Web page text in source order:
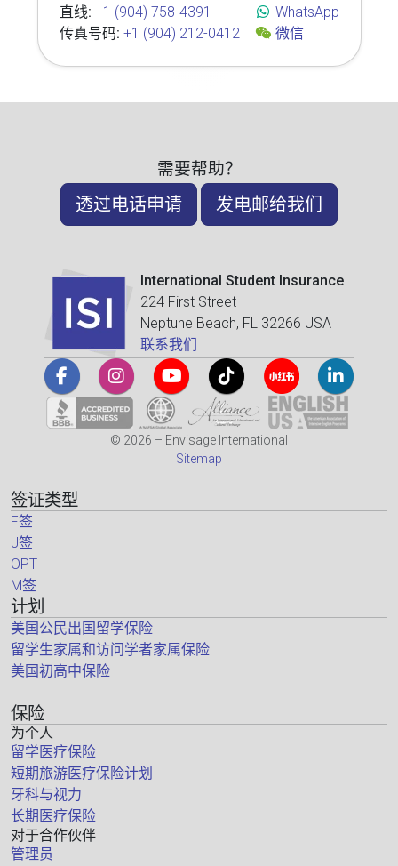
直线: +1 (904) 758-4391
传真号码: +1 (904) 212-0412
WhatsApp
微信
需要帮助？
透过电话申请 发电邮给我们
International Student Insurance
224 First Street
Neptune Beach, FL 32266 USA
联系我们
© 2026 – Envisage International
Sitemap
签证类型
F签
J签
OPT
M签
计划
美国公民出国留学保险
留学生家属和访问学者家属保险
美国初高中保险
保险
为个人
留学医疗保险
短期旅游医疗保险计划
牙科与视力
长期医疗保险
对于合作伙伴
管理员